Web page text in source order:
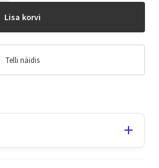
Lisa korvi
Telli näidis